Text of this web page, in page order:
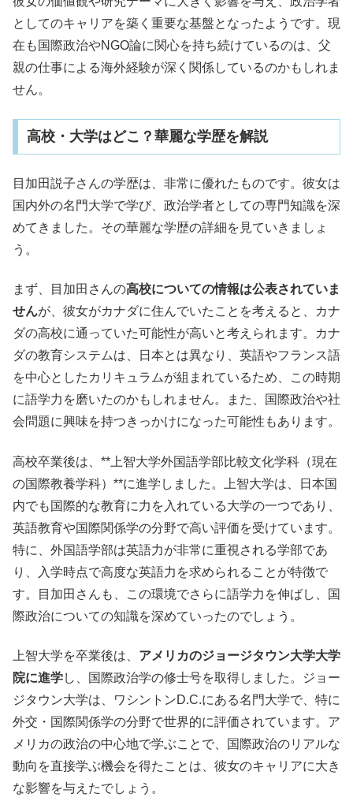
としてのキャリアを築く重要な基盤となったようです。現
在も国際政治やNGO論に関心を持ち続けているのは、父
親の仕事による海外経験が深く関係しているのかもしれま
せん。
高校・大学はどこ？華麗な学歴を解説
目加田説子さんの学歴は、非常に優れたものです。彼女は
国内外の名門大学で学び、政治学者としての専門知識を深
めてきました。その華麗な学歴の詳細を見ていきましょ
う。
まず、目加田さんの高校についての情報は公表されていま
せんが、彼女がカナダに住んでいたことを考えると、カナ
ダの高校に通っていた可能性が高いと考えられます。カナ
ダの教育システムは、日本とは異なり、英語やフランス語
を中心としたカリキュラムが組まれているため、この時期
に語学力を磨いたのかもしれません。また、国際政治や社
会問題に興味を持つきっかけになった可能性もあります。
高校卒業後は、**上智大学外国語学部比較文化学科（現在
の国際教養学科）**に進学しました。上智大学は、日本国
内でも国際的な教育に力を入れている大学の一つであり、
英語教育や国際関係学の分野で高い評価を受けています。
特に、外国語学部は英語力が非常に重視される学部であ
り、入学時点で高度な英語力を求められることが特徴で
す。目加田さんも、この環境でさらに語学力を伸ばし、国
際政治についての知識を深めていったのでしょう。
上智大学を卒業後は、 アメリカのジョージタウン大学大学
院に進学し、国際政治学の修士号を取得しました。ジョー
ジタウン大学は、ワシントンD.C.にある名門大学で、特に
外交・国際関係学の分野で世界的に評価されています。ア
メリカの政治の中心地で学ぶことで、国際政治のリアルな
動向を直接学ぶ機会を得たことは、彼女のキャリアに大き
な影響を与えたでしょう。